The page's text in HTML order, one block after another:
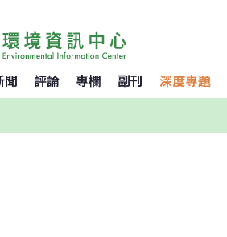
聞 評論 專欄 副刊 深度專題